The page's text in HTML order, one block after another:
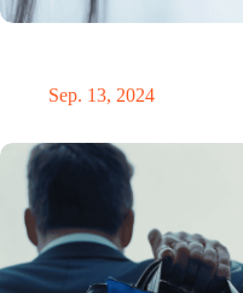
Sep. 13, 2024